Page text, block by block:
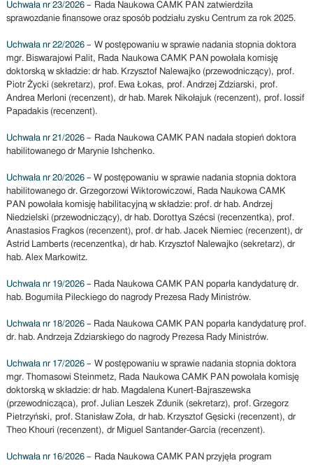
Uchwała nr 23/2026– Rada Naukowa CAMK PAN zatwierdziła
sprawozdanie finansowe oraz sposób podziału zysku Centrum za rok 2025.
Uchwała nr 22/2026– W postępowaniu w sprawie nadania stopnia doktora
mgr. Biswarajowi Palit, Rada Naukowa CAMK PAN powołała komisję
doktorską w składzie: dr hab. Krzysztof Nalewajko (przewodniczący), prof.
Piotr Życki (sekretarz), prof. Ewa Łokas, prof. Andrzej Zdziarski, prof.
Andrea Merloni (recenzent), dr hab. Marek Nikołajuk (recenzent), prof. Iossif
Papadakis (recenzent).
Uchwała nr 21/2026– Rada Naukowa CAMK PAN nadała stopień doktora
habilitowanego dr Marynie Ishchenko.
Uchwała nr 20/2026– W postępowaniu w sprawie nadania stopnia doktora
habilitowanego dr. Grzegorzowi Wiktorowiczowi, Rada Naukowa CAMK
PAN powołała komisję habilitacyjną w składzie: prof. dr hab. Andrzej
Niedzielski (przewodniczący), dr hab. Dorottya Szécsi (recenzentka), prof.
Anastasios Fragkos (recenzent), prof. dr hab. Jacek Niemiec (recenzent), dr
Astrid Lamberts (recenzentka), dr hab. Krzysztof Nalewajko (sekretarz), dr
hab. Alex Markowitz.
Uchwała nr 19/2026– Rada Naukowa CAMK PAN poparła kandydaturę dr.
hab. Bogumiła Pileckiego do nagrody Prezesa Rady Ministrów.
Uchwała nr 18/2026– Rada Naukowa CAMK PAN poparła kandydaturę prof.
dr. hab. Andrzeja Zdziarskiego do nagrody Prezesa Rady Ministrów.
Uchwała nr 17/2026– W postępowaniu w sprawie nadania stopnia doktora
mgr. Thomasowi Steinmetz, Rada Naukowa CAMK PAN powołała komisję
doktorską w składzie: dr hab. Magdalena Kunert-Bajraszewska
(przewodnicząca), prof. Julian Leszek Zdunik (sekretarz), prof. Grzegorz
Pietrzyński, prof. Stanisław Zoła, dr hab. Krzysztof Gęsicki (recenzent), dr
Theo Khouri (recenzent), dr Miguel Santander-García (recenzent).
Uchwała nr 16/2026– Rada Naukowa CAMK PAN przyjęła program